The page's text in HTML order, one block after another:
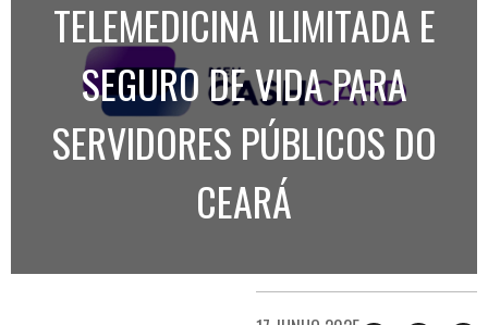
TELEMEDICINA ILIMITADA E
SEGURO DE VIDA PARA
SERVIDORES PÚBLICOS DO
CEARÁ